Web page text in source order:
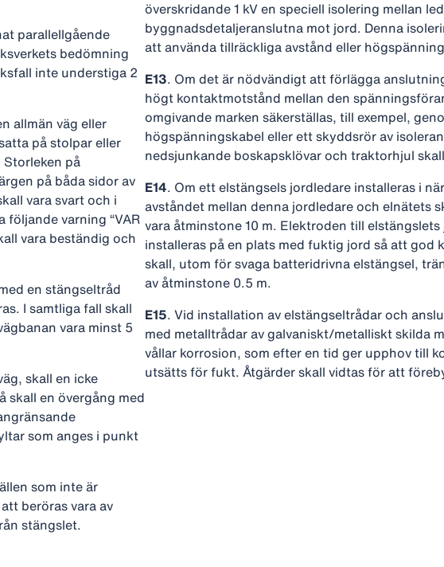
parallellgående
bedömning
inte understiga 2
allmän väg eller
på stolpar eller
på
på båda sidor av
vara svart och i
varning “VAR
vara beständig och
en stängseltråd
I samtliga fall skall
vara minst 5
skall en icke
skall en övergång med
som anges i punkt
som inte är
beröras vara av
stängslet.
överskridande 1 kV en speciell isolering mellan
byggnadsdetaljeranslutna mot jord. Denna
att använda tillräckliga avstånd eller
E13. Om det är nödvändigt att förlägga
högt kontaktmotstånd mellan den
omgivande marken säkerställas, till exempel,
högspänningskabel eller ett skyddsrör av
nedsjunkande boskapsklövar och traktorhjul
E14. Om ett elstängsels jordledare installeras i
avståndet mellan denna jordledare och elnätets
vara åtminstone 10 m. Elektroden till
installeras på en plats med fuktig jord så att god
skall, utom för svaga batteridrivna elstängsel,
av åtminstone 0.5 m.
E15. Vid installation av elstängseltrådar och
med metalltrådar av galvaniskt/metalliskt skilda
vållar korrosion, som efter en tid ger upphov till
utsätts för fukt. Åtgärder skall vidtas för att